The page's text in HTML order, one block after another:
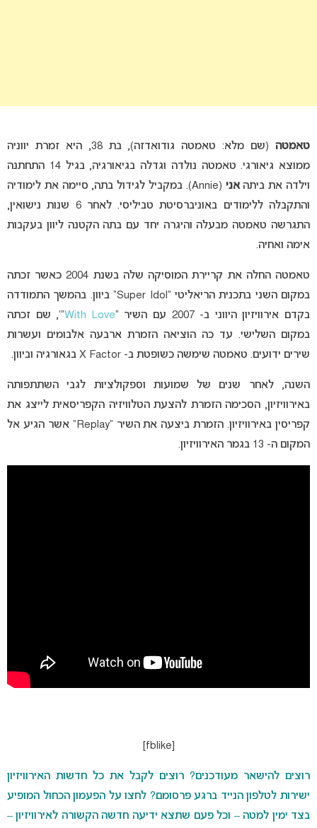
טאמטה
(שם מלא: טאמטה גודואדזה), בת 38, היא זמרת יווניה
ממוצא גיאורגי. טאמטה נולדה וגדלה בגיאורגיה, בגיל 14 התחתנה
וילדה את ביתהאני
(Annie). במקביל לגידול בתה, סיימה את לימודיה
והתקבלה ללימודים באוניברסיטת טביליסי. לאחר 6 שנות נישואין,
התגרשה טאמטה מבעלה והיגרה יחד עם בתה הקטנה ליוון בעקבות
אימה ואחיה.
טאמטה החלה את קריירת המוסיקה שלה בשנת 2004 כאשר זכתה
במקום השני בתכנית הריאליטי “Super Idol” ביוון. בהמשך התמודדה
בקדם אירוויזיון היווני ב- 2007 עם השיר “
With Love“‘, שם זכתה
במקום השלישי. עד כה הוציאה הזמרת ארבעה אלבומים ועשרות
שירים ידועים. טאמטה שימשה כשופטת ב- X Factor בגאורגיה וביוון.
השנה, לאחר שנים של שמועות וספקולציות לגבי השתתפותה
באירוויזיון, הסכימה הזמרת להצעת הטלוויזיה הקפריסאית לייצג את
קפריסין באירוויזיון. הזמרת ביצעה את השיר “Replay” אשר הגיע אל
המקום ה- 13 בגמר האירוויזיון.
רוצים להישאר מעודכנים? רוצים לקבל את כל חדשות האירוויזיון
ישירות לטלפון הנייד ברגע פרסומם? לחצו על הפעמון הכחול המופיע
בצד ימין למטה – וכל פעם שתצא ידיעה חדשה הקשורה לאירוויזיון –